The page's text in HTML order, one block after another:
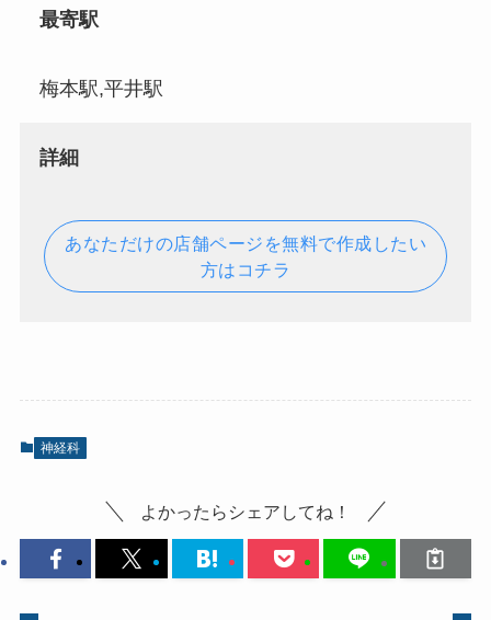
最寄駅
梅本駅,平井駅
詳細
あなただけの店舗ページを無料で作成したい
方はコチラ
神経科
よかったらシェアしてね！